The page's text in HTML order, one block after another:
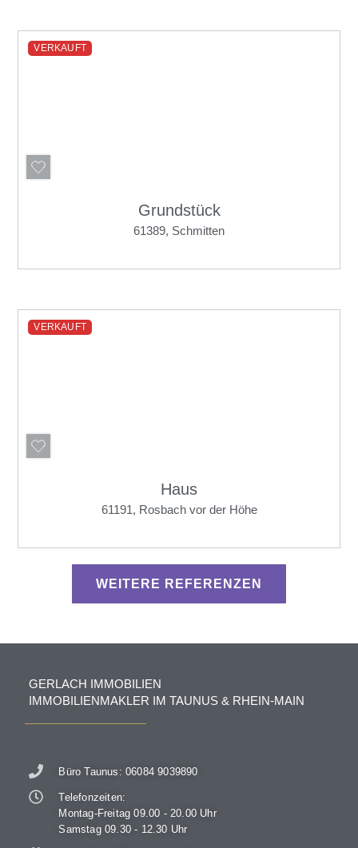
VERKAUFT
Grundstück
61389, Schmitten
VERKAUFT
Haus
61191, Rosbach vor der Höhe
WEITERE REFERENZEN
GERLACH IMMOBILIEN
IMMOBILIENMAKLER IM TAUNUS & RHEIN-MAIN
Büro Taunus: 06084 9039890
Telefonzeiten:
Montag-Freitag 09.00 - 20.00 Uhr
Samstag 09.30 - 12.30 Uhr